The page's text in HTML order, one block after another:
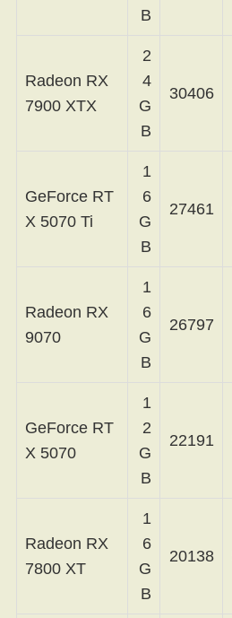
B
Radeon RX
7900 XTX
2
4
G
B
30406
GeForce RT
X 5070 Ti
1
6
G
B
27461
Radeon RX
9070
1
6
G
B
26797
GeForce RT
X 5070
1
2
G
B
22191
Radeon RX
7800 XT
1
6
G
B
20138